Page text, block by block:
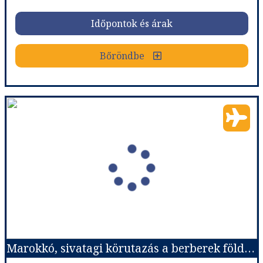
Időpontok és árak
Bőröndbe
Időpontok és árak
Bőröndbe
Marokkó, sivatagi körutazás a berberek földjén magyar idegenvezetéssel 2026.11.24-12.01.
Marokkó
Körutazás Marokkóban
Utazás módja: Repülővel
Ellátás:leírás szerint
Szálláskategória:
Kétágyas szoba franciaággyal
Időpont: 2026-11-24 | 7 éj Marokkó, sivatagi körutazás a berberek földjén magyar idegenvezetéssel 2026.10.31-11.07.